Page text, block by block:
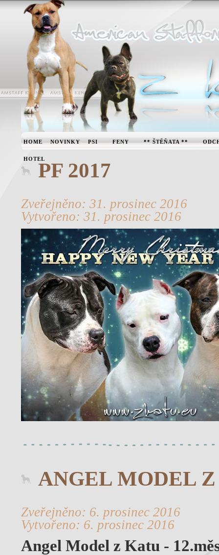
HOME NOVINKY PSI FENY ** ŠTĚŇATA **
HOTELPF 2017
Zveřejněno: 31. prosinec 2016
Vytvořeno: 31. prosinec 2016
ANGEL MODEL
Zveřejněno: 6. prosinec 2016
Vytvořeno: 6. prosinec 2016
Angel Model z Katu -